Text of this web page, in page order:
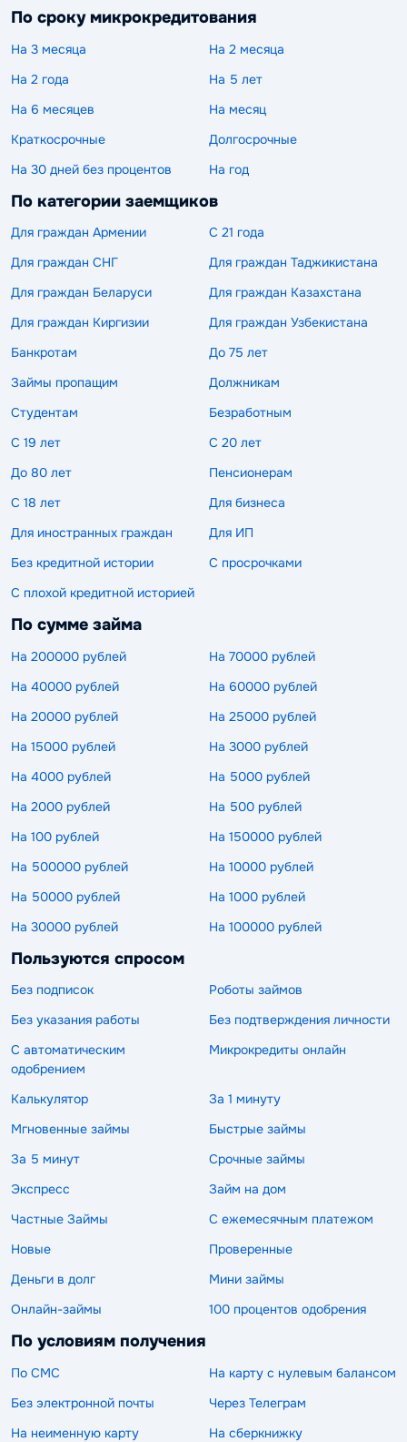
По сроку микрокредитования
На 3 месяца
На 2 месяца
На 2 года
На 5 лет
На 6 месяцев
На месяц
Краткосрочные
Долгосрочные
На 30 дней без процентов
На год
По категории заемщиков
Для граждан Армении
С 21 года
Для граждан СНГ
Для граждан Таджикистана
Для граждан Беларуси
Для граждан Казахстана
Для граждан Киргизии
Для граждан Узбекистана
Банкротам
До 75 лет
Займы пропащим
Должникам
Студентам
Безработным
С 19 лет
С 20 лет
До 80 лет
Пенсионерам
С 18 лет
Для бизнеса
Для иностранных граждан
Для ИП
Без кредитной истории
С просрочками
С плохой кредитной историей
По сумме займа
На 200000 рублей
На 70000 рублей
На 40000 рублей
На 60000 рублей
На 20000 рублей
На 25000 рублей
На 15000 рублей
На 3000 рублей
На 4000 рублей
На 5000 рублей
На 2000 рублей
На 500 рублей
На 100 рублей
На 150000 рублей
На 500000 рублей
На 10000 рублей
На 50000 рублей
На 1000 рублей
На 30000 рублей
На 100000 рублей
Пользуются спросом
Без подписок
Роботы займов
Без указания работы
Без подтверждения личности
С автоматическим
одобрением
Микрокредиты онлайн
Калькулятор
За 1 минуту
Мгновенные займы
Быстрые займы
За 5 минут
Срочные займы
Экспресс
Займ на дом
Частные Займы
С ежемесячным платежом
Новые
Проверенные
Деньги в долг
Мини займы
Онлайн-займы
100 процентов одобрения
По условиям получения
По СМС
На карту с нулевым балансом
Без электронной почты
Через Телеграм
На неименную карту
На сберкнижку